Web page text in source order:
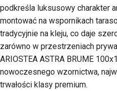
podkreśla luksusowy charakter
montować na wspornikach
tradycyjnie na kleju, co daje
zarówno w przestrzeniach
ARIOSTEA ASTRA BRUME
nowoczesnego wzornictwa,
trwałości klasy premium.